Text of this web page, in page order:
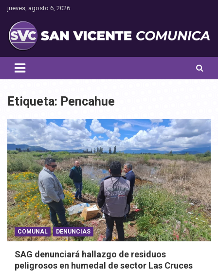
Saltar
contenido
jueves, agosto 6, 2026
San Vicente Comunica
Toda la actualidad noticiosa de nuestra comuna
Etiqueta: Pencahue
COMUNAL DENUNCIAS
SAG denunciará hallazgo de residuos
peligrosos en humedal de sector Las Cruces